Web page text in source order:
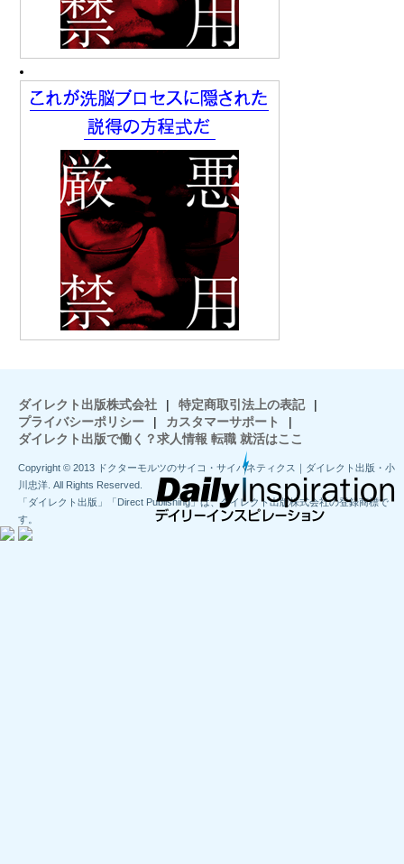
ダイレクト出版株式会社 | 特定商取引法上の表記
|
プライバシーポリシー
| カスタマーサポート
|
ダイレクト出版で働く？求人情報 転職 就活はここ
Copyright © 2013 ドクターモルツのサイコ・サイバネティクス｜ダイレクト出版・小
川忠洋. All Rights Reserved.
「ダイレクト出版」「Direct Publishing」は、ダイレクト出版株式会社の登録商標で
す。